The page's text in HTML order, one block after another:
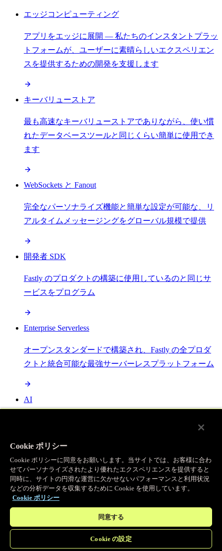
エッジコンピューティング
アプリをエッジに展開 — 私たちのインスタントプラッ
トフォームが、ユーザーに素晴らしいエクスペリエン
スを提供するための開発を支援します
キーバリューストア
最も高速なキーバリューストアでありながら、使い慣
れたデータベースツールと同じくらい簡単に使用でき
ます
WebSockets と Fanout
完全なパーソナライズ機能と簡単な設定が可能な、リ
アルタイムメッセージングをグローバル規模で提供
開発者 SDK
Fastly のプロダクトの構築に使用しているのと同じサ
ービスをプログラム
Enterprise Serverless
オープンスタンダードで構築され、Fastly の全プロダ
クトと統合可能な最強サーバーレスプラットフォーム
AI
Object Storage
送信量ゼロで大容量ファイルにエッジで直接アクセス
プログラマブルキャッシュ
Cookie ポリシー
Cookie ポリシーに同意をお願いします。当サイトでは、お客様に合わ
せてパーソナライズされたより優れたエクスペリエンスを提供すると
同時に、サイトの円滑な運営に欠かせないパフォーマンスと利用状況
などの分析データを収集するために Cookie を使用しています。
Cookie ポリシー
同意する
Cookie の設定